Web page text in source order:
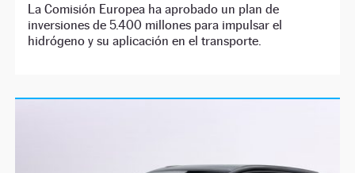
La Comisión Europea ha aprobado un plan de
inversiones de 5.400 millones para impulsar el
hidrógeno y su aplicación en el transporte.